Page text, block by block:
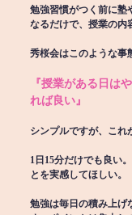
勉強習慣がつく前に塾
なるだけで、授業の内
秀桜会はこのような事
『授業がある日は
れば良い』
シンプルですが、これ
1日15分だけでも良い
とを実感してほしい。
勉強は毎日の積み上げ